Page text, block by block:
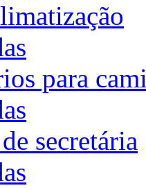
para
secretária